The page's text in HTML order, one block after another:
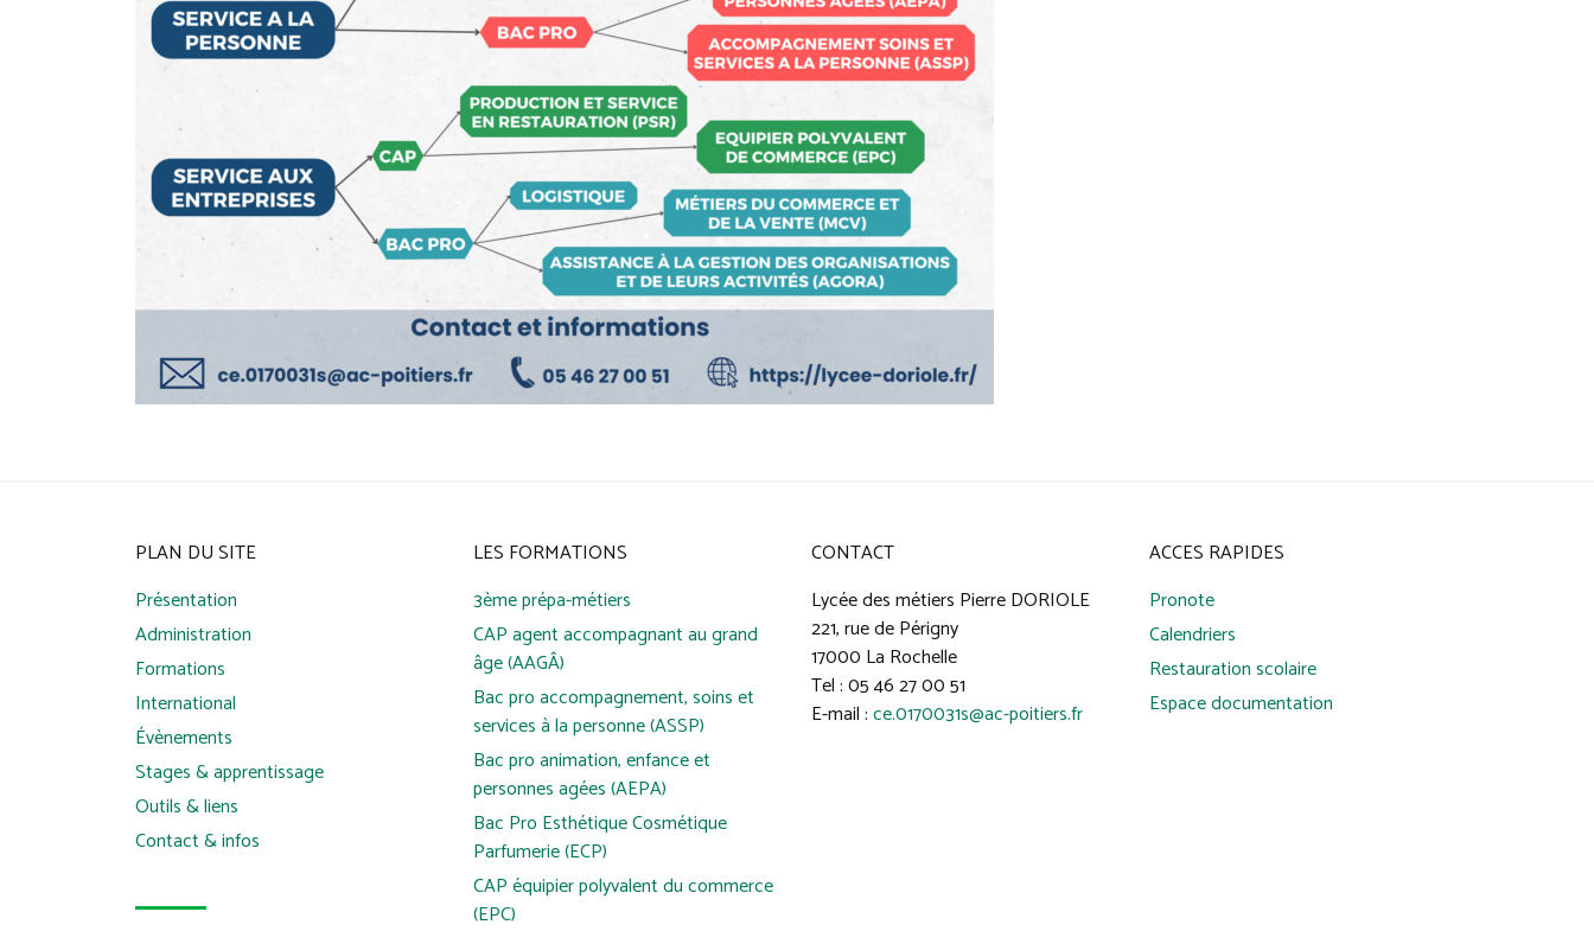
PLAN DU SITE
Présentation
Administration
Formations
International
Évènements
Stages & apprentissage
Outils & liens
Contact & infos
LES FORMATIONS
3ème prépa-métiers
CAP agent accompagnant au grand
âge (AAGÂ)
Bac pro accompagnement, soins et
services à la personne (ASSP)
Bac pro animation, enfance et
personnes agées (AEPA)
Bac Pro Esthétique Cosmétique
Parfumerie (ECP)
CAP équipier polyvalent du commerce
(EPC)
CONTACT
Lycée des métiers Pierre DORIOLE
221, rue de Périgny
17000 La Rochelle
Tel : 05 46 27 00 51
E-mail :ce.0170031s@ac-poitiers.fr
ACCES RAPIDES
Pronote
Calendriers
Restauration scolaire
Espace documentation